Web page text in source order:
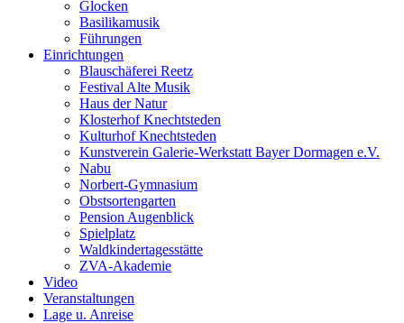
Glocken
Basilikamusik
Führungen
Einrichtungen
Blauschäferei Reetz
Festival Alte Musik
Haus der Natur
Klosterhof Knechtsteden
Kulturhof Knechtsteden
Kunstverein Galerie-Werkstatt Bayer Dormagen e.V.
Nabu
Norbert-Gymnasium
Obstsortengarten
Pension Augenblick
Spielplatz
Waldkindertagesstätte
ZVA-Akademie
Video
Veranstaltungen
Lage u. Anreise